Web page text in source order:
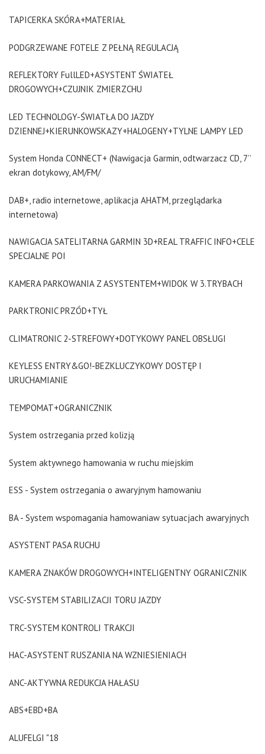
TAPICERKA SKÓRA+MATERIAŁ
PODGRZEWANE FOTELE Z PEŁNĄ REGULACJĄ
REFLEKTORY FullLED+ASYSTENT ŚWIATEŁ
DROGOWYCH+CZUJNIK ZMIERZCHU
LED TECHNOLOGY-ŚWIATŁA DO JAZDY
DZIENNEJ+KIERUNKOWSKAZY+HALOGENY+TYLNE LAMPY LED
System Honda CONNECT+ (Nawigacja Garmin, odtwarzacz CD, 7’’
ekran dotykowy, AM/FM/
DAB+, radio internetowe, aplikacja AHATM, przeglądarka
internetowa)
NAWIGACJA SATELITARNA GARMIN 3D+REAL TRAFFIC INFO+CELE
SPECJALNE POI
KAMERA PARKOWANIA Z ASYSTENTEM+WIDOK W 3.TRYBACH
PARKTRONIC PRZÓD+TYŁ
CLIMATRONIC 2-STREFOWY+DOTYKOWY PANEL OBSŁUGI
KEYLESS ENTRY&GO!-BEZKLUCZYKOWY DOSTĘP I
URUCHAMIANIE
TEMPOMAT+OGRANICZNIK
System ostrzegania przed kolizją
System aktywnego hamowania w ruchu miejskim
ESS - System ostrzegania o awaryjnym hamowaniu
BA - System wspomagania hamowaniaw sytuacjach awaryjnych
ASYSTENT PASA RUCHU
KAMERA ZNAKÓW DROGOWYCH+INTELIGENTNY OGRANICZNIK
VSC-SYSTEM STABILIZACJI TORU JAZDY
TRC-SYSTEM KONTROLI TRAKCJI
HAC-ASYSTENT RUSZANIA NA WZNIESIENIACH
ANC-AKTYWNA REDUKCJA HAŁASU
ABS+EBD+BA
ALUFELGI "18